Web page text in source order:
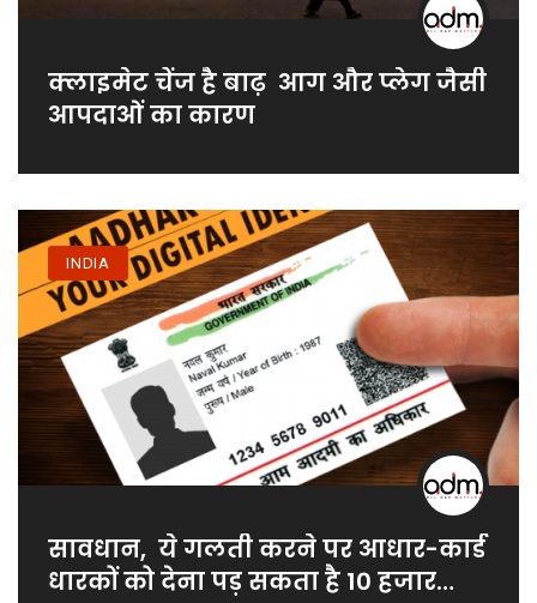
क्लाइमेट चेंज है बाढ़ आग और प्लेग जैसी
आपदाओं का कारण
INDIA
सावधान, ये गलती करने पर आधार-कार्ड
धारकों को देना पड़ सकता है 10 हजार